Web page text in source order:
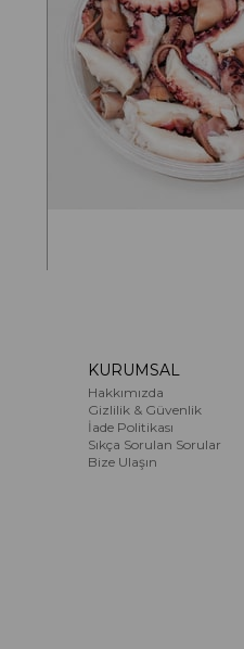
KURUMSAL
Hakkımızda
Gizlilik & Güvenlik
İade Politikası
Sıkça Sorulan Sorular
Bize Ulaşın